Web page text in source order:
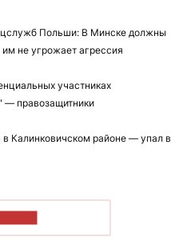
Польши: В Минске должны
не угрожает агрессия
участниках
— правозащитники
Калинковичском районе — упал в